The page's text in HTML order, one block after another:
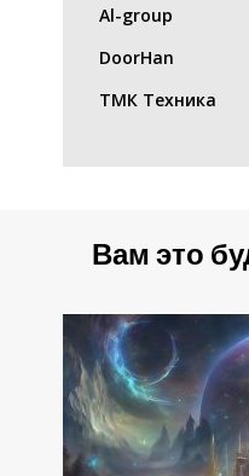
Al-group
DoorHan
ТМК Техника
Вам это